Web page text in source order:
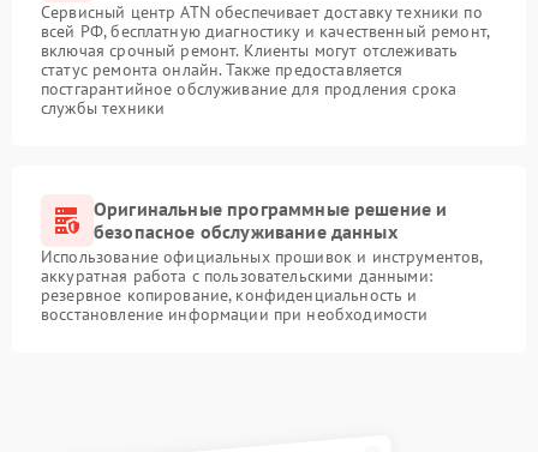
Сервисный центр ATN обеспечивает доставку техники по
всей РФ, бесплатную диагностику и качественный ремонт,
включая срочный ремонт. Клиенты могут отслеживать
статус ремонта онлайн. Также предоставляется
постгарантийное обслуживание для продления срока
службы техники
Оригинальные программные решение и
безопасное обслуживание данных
Использование официальных прошивок и инструментов,
аккуратная работа с пользовательскими данными:
резервное копирование, конфиденциальность и
восстановление информации при необходимости